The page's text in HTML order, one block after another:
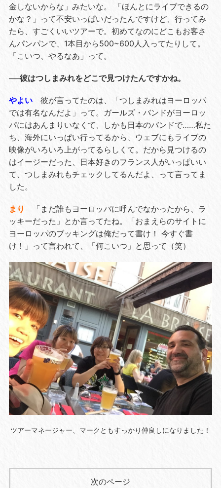
金しないからな」みたいな。 「ほんとにライブできるの
かな？」って不安いっぱいだったんですけど、行ってみ
たら、すごくいいツアーで。初めてなのにどこもお客さ
んパンパンで、1本目から500~600人入ってたりして。
「こいつ、やるなあ」って。
──彼はつしまみれをどこで見つけたんですかね。
やよい彼が言ってたのは、「つしまみれはヨーロッパ
では有名なんだよ」って。ガールズ・バンドがヨーロッ
パにはあんまりいなくて、しかも日本のバンドで……私た
ち、海外にいっぱい行ってるから、ウェブにもライブの
映像がいろいろ上がってるらしくて。だから見つけるの
はイージーだった、日本好きのフランス人がいっぱいい
て、つしまみれもチェックしてるんだよ、って言ってま
した。
まり
「まだ誰もヨーロッパに呼んでなかったから、ラ
ッキーだった」とか言ってたね。「おまえらのサイトに
ヨーロッパのブッキングは俺だって書け！ 今すぐ書
け！」って言われて、「何こいつ」と思って（笑）
ツアーマネージャー、マークともすっかり仲良しになりました！
次のページ